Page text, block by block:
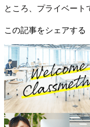
ところ、プライベート
この記事をシェアする